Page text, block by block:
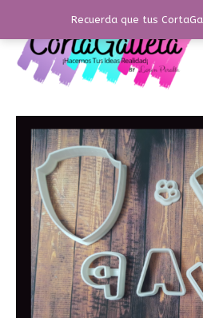
Recuerda que tus
contenido
set
Paw
Patrol
cantidad